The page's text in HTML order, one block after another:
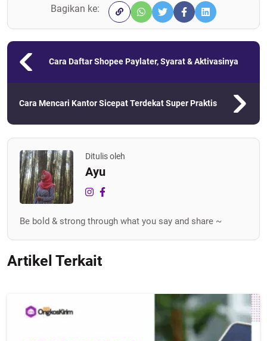
Bagikan ke:
Cara Daftar Shopee Paylater, Syarat & Aktivasinya
Cara Mencari Kantor Sicepat Terdekat Super Praktis
Ditulis oleh
Ayu
Be bold & strong through what you say and share ~
Artikel Terkait